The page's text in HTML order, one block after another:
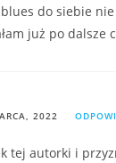
do siebie nie
już po dalsze
2022
tej autorki i